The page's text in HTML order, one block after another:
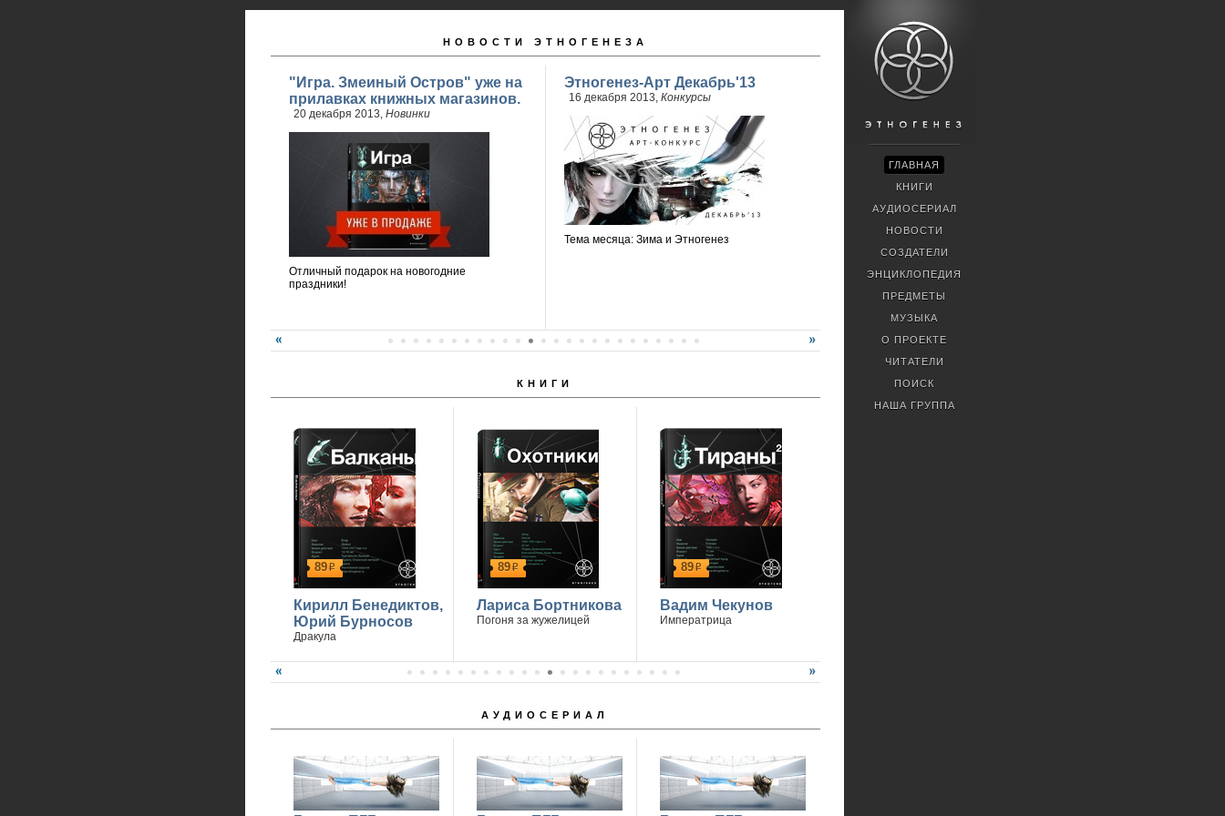
НОВОСТИ ЭТНОГЕНЕЗА
"Игра. Змеиный Остров" уже на
прилавках книжных магазинов.
20 декабря 2013, Новинки
Отличный подарок на новогодние
праздники!
Этногенез-Арт Декабрь'13
16 декабря 2013, Конкурсы
Тема месяца: Зима и Этногенез
КНИГИ
89р
Кирилл Бенедиктов,
Юрий Бурносов
Дракула
89р
Лариса Бортникова
Погоня за жужелицей
89р
Вадим Чекунов
Императрица
АУДИОСЕРИАЛ
ГЛАВНАЯ
КНИГИ
АУДИОСЕРИАЛ
НОВОСТИ
СОЗДАТЕЛИ
ЭНЦИКЛОПЕДИЯ
ПРЕДМЕТЫ
МУЗЫКА
О ПРОЕКТЕ
ЧИТАТЕЛИ
ПОИСК
НАША ГРУППА